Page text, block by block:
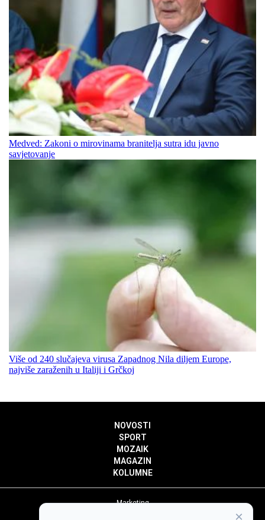
Medved: Zakoni o mirovinama branitelja sutra idu javno
savjetovanje
Više od 240 slučajeva virusa Zapadnog Nila diljem Europe,
najviše zaraženih u Italiji i Grčkoj
NOVOSTI
SPORT
MOZAIK
MAGAZIN
KOLUMNE
Marketing
×